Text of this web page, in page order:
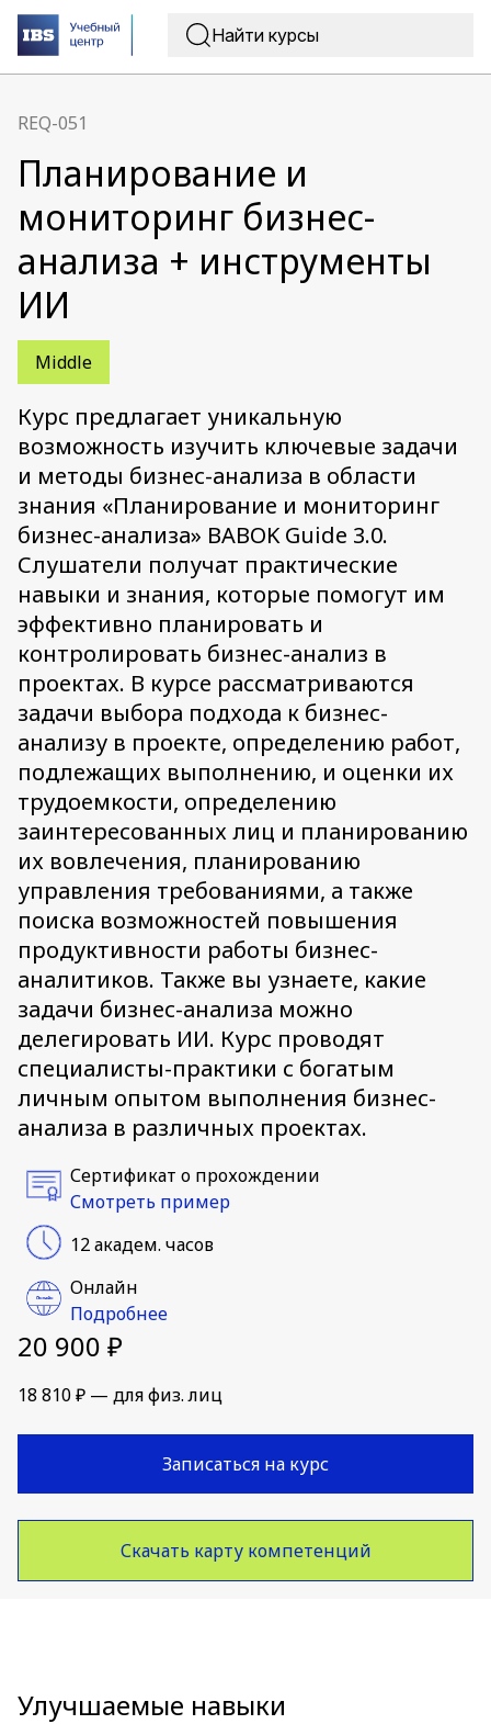
REQ-051
Планирование и
мониторинг бизнес-
анализа + инструменты
ИИ
Middle
Курс предлагает уникальную
возможность изучить ключевые задачи
и методы бизнес-анализа в области
знания «Планирование и мониторинг
бизнес-анализа» BABOK Guide 3.0.
Слушатели получат практические
навыки и знания, которые помогут им
эффективно планировать и
контролировать бизнес-анализ в
проектах. В курсе рассматриваются
задачи выбора подхода к бизнес-
анализу в проекте, определению работ,
подлежащих выполнению, и оценки их
трудоемкости, определению
заинтересованных лиц и планированию
их вовлечения, планированию
управления требованиями, а также
поиска возможностей повышения
продуктивности работы бизнес-
аналитиков. Также вы узнаете, какие
задачи бизнес-анализа можно
делегировать ИИ. Курс проводят
специалисты-практики с богатым
личным опытом выполнения бизнес-
анализа в различных проектах.
Сертификат о прохождении
Смотреть пример
12 академ. часов
Онлайн
Подробнее
20 900 ₽
18 810 ₽ — для физ. лиц
Записаться на курс
Скачать карту компетенций
Улучшаемые навыки